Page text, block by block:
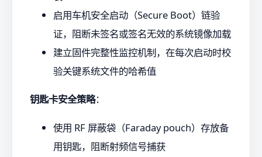
启用车机安全启动（Secure Boot）链验
证，阻断未签名或签名无效的系统镜像加载
建立固件完整性监控机制，在每次启动时校
验关键系统文件的哈希值
钥匙卡安全策略：
使用 RF 屏蔽袋（Faraday pouch）存放备
用钥匙，阻断射频信号捕获